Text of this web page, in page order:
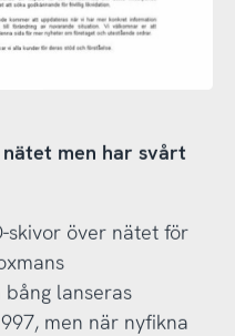
men har svårt
skivor över nätet för
lanseras
men när nyfikna